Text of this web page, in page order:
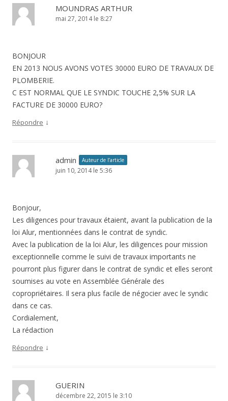
MOUNDRAS ARTHUR
mai 27, 2014 le 8:27
BONJOUR
EN 2013 NOUS AVONS VOTES 30000 EURO DE TRAVAUX DE
PLOMBERIE.
C EST NORMAL QUE LE SYNDIC TOUCHE 2,5% SUR LA
FACTURE DE 30000 EURO?
Répondre ↓
admin Auteur de l’article
juin 10, 2014 le 5:36
Bonjour,
Les diligences pour travaux étaient, avant la publication de la
loi Alur, mentionnées dans le contrat de syndic.
Avec la publication de la loi Alur, les diligences pour mission
exceptionnelle comme le suivi de travaux importants ne
pourront plus figurer dans le contrat de syndic et elles seront
soumises au vote en Assemblée Générale des
copropriétaires. Il sera plus facile de négocier avec le syndic
dans ce cas.
Cordialement,
La rédaction
Répondre ↓
GUERIN
décembre 22, 2015 le 3:10